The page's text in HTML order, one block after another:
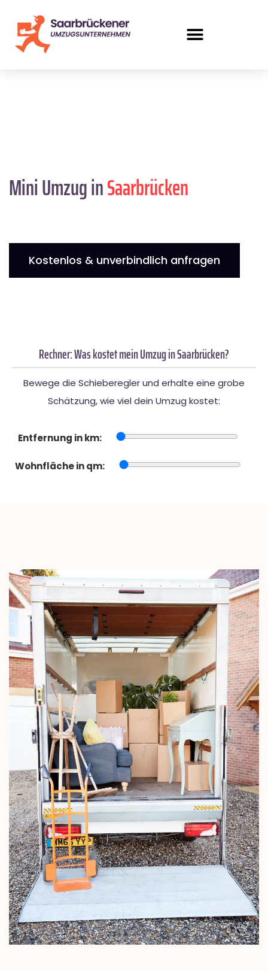
Mini Umzug inSaarbrücken
Kostenlos & unverbindlich anfragen
Rechner: Was kostet mein Umzug in Saarbrücken?
Bewege die Schieberegler und erhalte eine grobe
Schätzung, wie viel dein Umzug kostet:
Entfernung in km:
Wohnfläche in qm: